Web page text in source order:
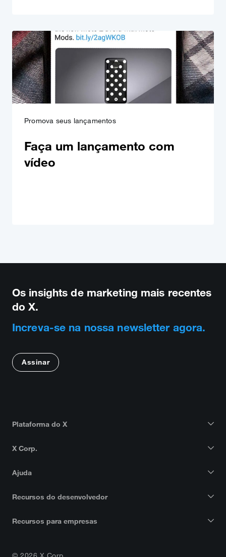
Promova seus lançamentos
Faça um lançamento com
vídeo
Os insights de marketing mais recentes
do X.
Increva-se na nossa newsletter agora.
Assinar
Plataforma do X
X Corp.
Ajuda
Recursos do desenvolvedor
Recursos para empresas